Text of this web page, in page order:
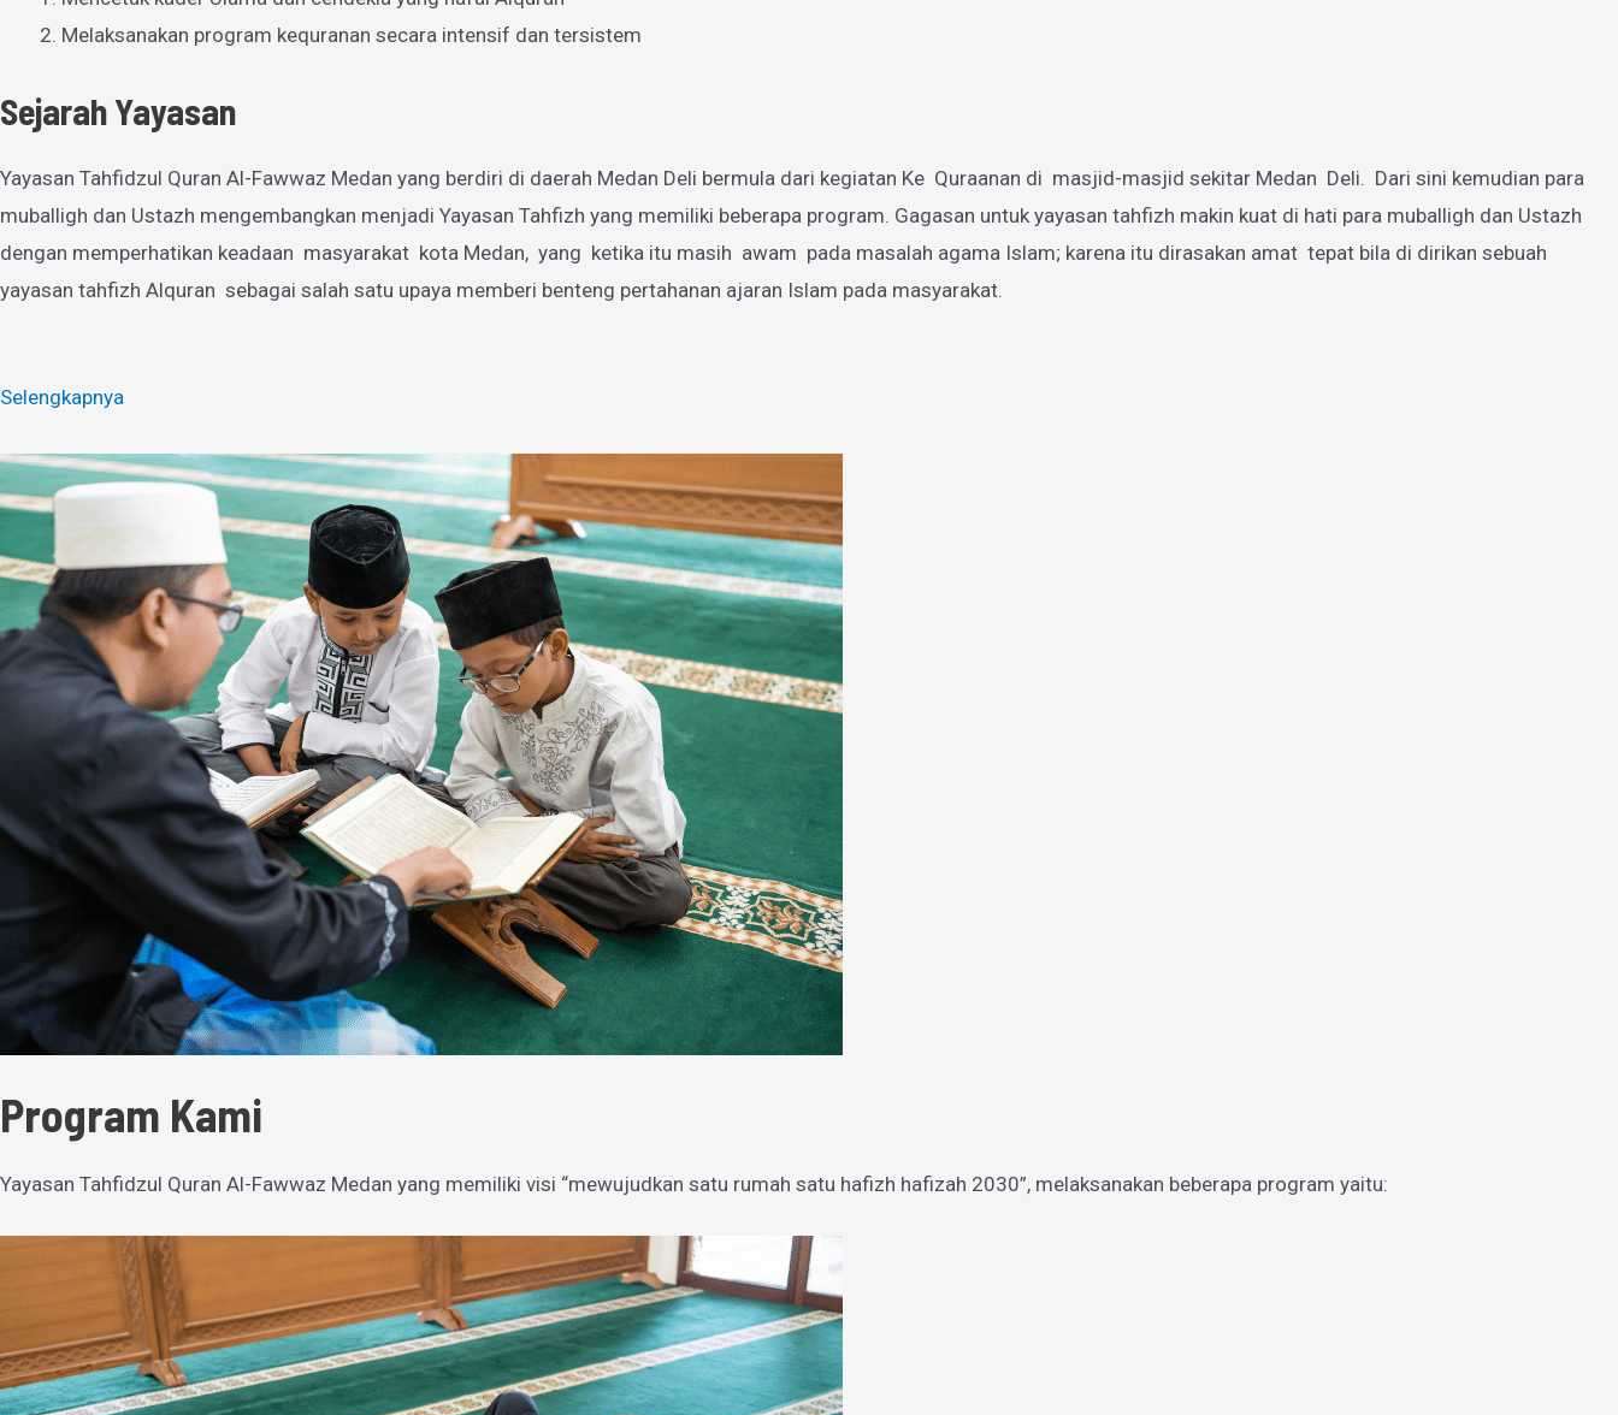
Melaksanakan program kequranan secara intensif dan tersistem
Sejarah Yayasan
Yayasan Tahfidzul Quran Al-Fawwaz Medan yang berdiri di daerah Medan Deli bermula dari kegiatan Ke Quraanan di masjid-masjid sekitar Medan Deli. Dari sini kemudian para
muballigh dan Ustazh mengembangkan menjadi Yayasan Tahfizh yang memiliki beberapa program. Gagasan untuk yayasan tahfizh makin kuat di hati para muballigh dan Ustazh
dengan memperhatikan keadaan masyarakat kota Medan, yang ketika itu masih awam pada masalah agama Islam; karena itu dirasakan amat tepat bila di dirikan sebuah
yayasan tahfizh Alquran sebagai salah satu upaya memberi benteng pertahanan ajaran Islam pada masyarakat.
Selengkapnya
Program Kami
Yayasan Tahfidzul Quran Al-Fawwaz Medan yang memiliki visi “mewujudkan satu rumah satu hafizh hafizah 2030”, melaksanakan beberapa program yaitu: